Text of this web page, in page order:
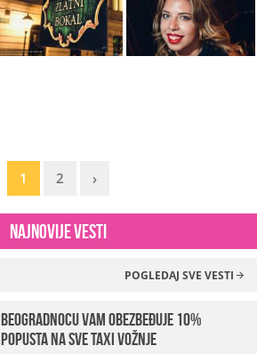
1 2 ›
Najnovije vesti
POGLEDAJ SVE VESTI
beogradnocu vam obezbeđuje 10%
popusta na sve taxi vožnje